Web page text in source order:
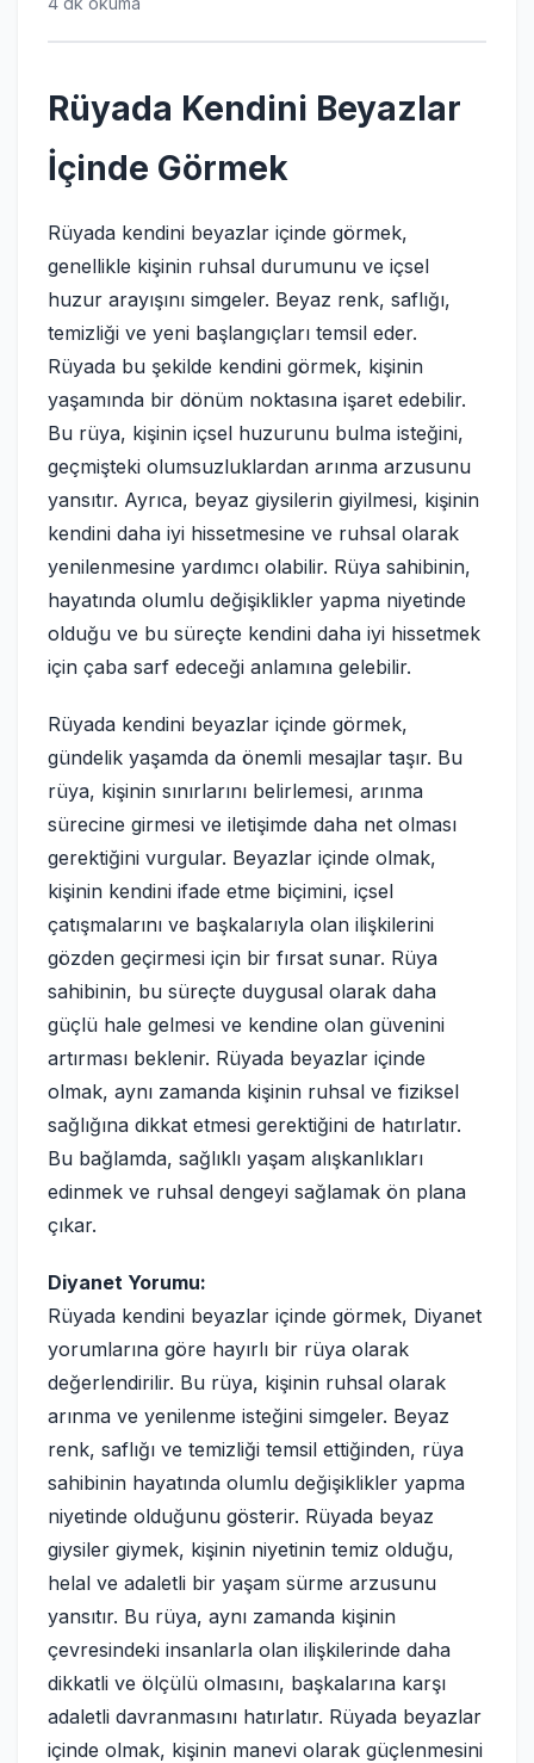
Rüyada Kendini Beyazlar
İçinde Görmek
Rüyada kendini beyazlar içinde görmek,
genellikle kişinin ruhsal durumunu ve içsel
huzur arayışını simgeler. Beyaz renk, saflığı,
temizliği ve yeni başlangıçları temsil eder.
Rüyada bu şekilde kendini görmek, kişinin
yaşamında bir dönüm noktasına işaret edebilir.
Bu rüya, kişinin içsel huzurunu bulma isteğini,
geçmişteki olumsuzluklardan arınma arzusunu
yansıtır. Ayrıca, beyaz giysilerin giyilmesi, kişinin
kendini daha iyi hissetmesine ve ruhsal olarak
yenilenmesine yardımcı olabilir. Rüya sahibinin,
hayatında olumlu değişiklikler yapma niyetinde
olduğu ve bu süreçte kendini daha iyi hissetmek
için çaba sarf edeceği anlamına gelebilir.
Rüyada kendini beyazlar içinde görmek,
gündelik yaşamda da önemli mesajlar taşır. Bu
rüya, kişinin sınırlarını belirlemesi, arınma
sürecine girmesi ve iletişimde daha net olması
gerektiğini vurgular. Beyazlar içinde olmak,
kişinin kendini ifade etme biçimini, içsel
çatışmalarını ve başkalarıyla olan ilişkilerini
gözden geçirmesi için bir fırsat sunar. Rüya
sahibinin, bu süreçte duygusal olarak daha
güçlü hale gelmesi ve kendine olan güvenini
artırması beklenir. Rüyada beyazlar içinde
olmak, aynı zamanda kişinin ruhsal ve fiziksel
sağlığına dikkat etmesi gerektiğini de hatırlatır.
Bu bağlamda, sağlıklı yaşam alışkanlıkları
edinmek ve ruhsal dengeyi sağlamak ön plana
çıkar.
Diyanet Yorumu:
Rüyada kendini beyazlar içinde görmek, Diyanet
yorumlarına göre hayırlı bir rüya olarak
değerlendirilir. Bu rüya, kişinin ruhsal olarak
arınma ve yenilenme isteğini simgeler. Beyaz
renk, saflığı ve temizliği temsil ettiğinden, rüya
sahibinin hayatında olumlu değişiklikler yapma
niyetinde olduğunu gösterir. Rüyada beyaz
giysiler giymek, kişinin niyetinin temiz olduğu,
helal ve adaletli bir yaşam sürme arzusunu
yansıtır. Bu rüya, aynı zamanda kişinin
çevresindeki insanlarla olan ilişkilerinde daha
dikkatli ve ölçülü olmasını, başkalarına karşı
adaletli davranmasını hatırlatır. Rüyada beyazlar
içinde olmak, kişinin manevi olarak güçlenmesini